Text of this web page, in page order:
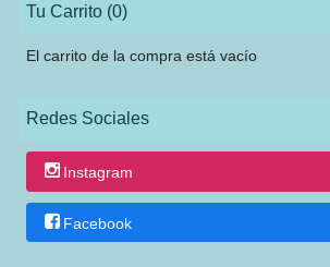
Tu Carrito (0)
El carrito de la compra está vacío
Redes Sociales
Instagram
Facebook